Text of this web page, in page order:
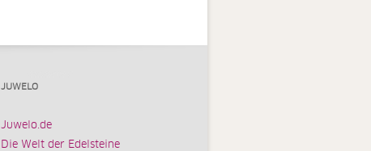
JUWELO
Juwelo.de
Die Welt der Edelsteine